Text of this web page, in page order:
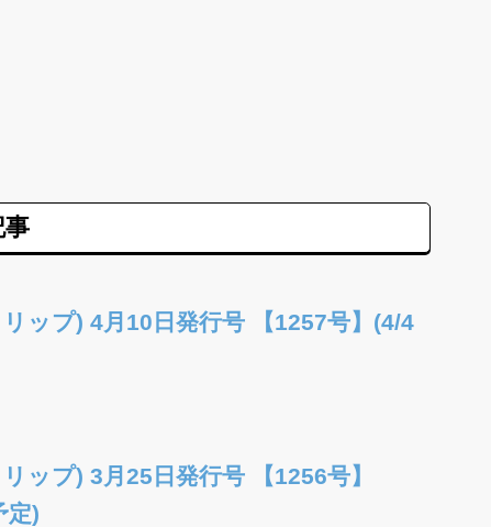
事
ップ) 4月10日発行号 【1257号】(4/4
ップ) 3月25日発行号 【1256号】
定)